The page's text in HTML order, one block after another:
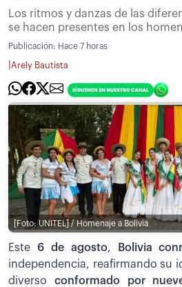
Los ritmos y danzas de las
se hacen presentes en los
Publicación: Hace 7 horas
Arely Bautista
[Foto: UNITEL] / Homenaje a Bolivia
Este 6 de agosto, Bolivia
independencia, reafirmando su
diverso conformado por